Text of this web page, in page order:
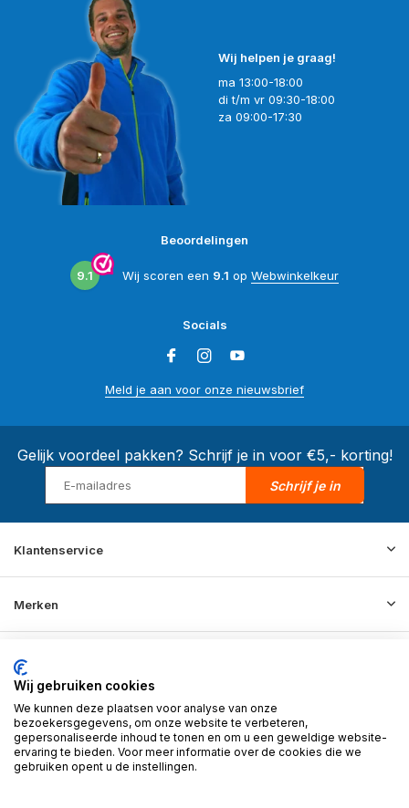
Wij helpen je graag!
ma 13:00-18:00
di t/m vr 09:30-18:00
za 09:00-17:30
Beoordelingen
9.1 Wij scoren een 9.1 op Webwinkelkeur
Socials
Meld je aan voor onze nieuwsbrief
Gelijk voordeel pakken? Schrijf je in voor €5,- korting!
Schrijf je in
Klantenservice
Merken
Informatie
Contact
© 2026 BD Store - Theme By
Wij gebruiken cookies
We kunnen deze plaatsen voor analyse van onze
bezoekersgegevens, om onze website te verbeteren,
gepersonaliseerde inhoud te tonen en om u een geweldige website-
ervaring te bieden. Voor meer informatie over de cookies die we
gebruiken opent u de instellingen.